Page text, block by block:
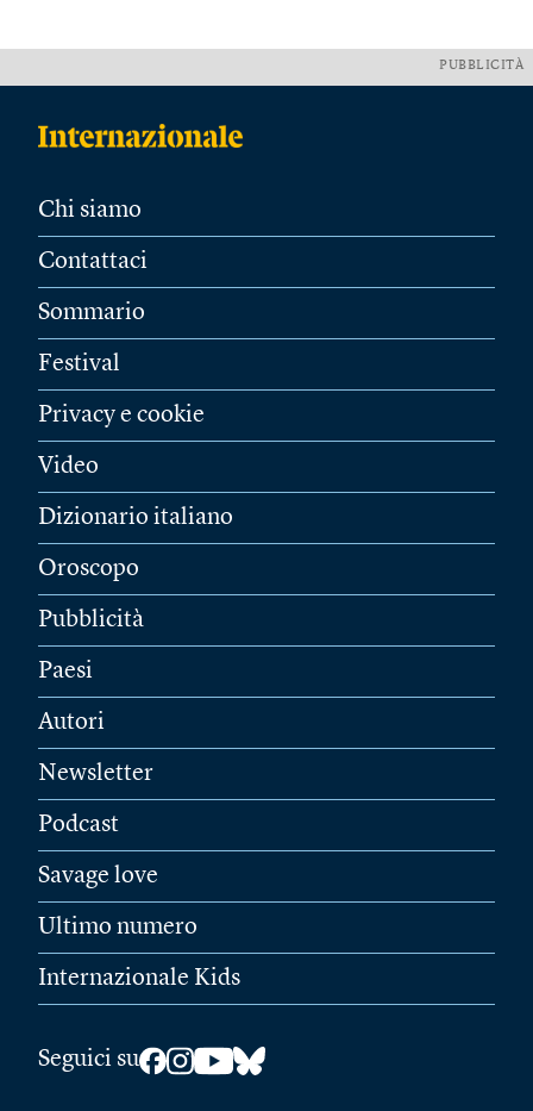
PUBBLICITÀ
Chi siamo
Contattaci
Sommario
Festival
Privacy e cookie
Video
Dizionario italiano
Oroscopo
Pubblicità
Paesi
Autori
Newsletter
Podcast
Savage love
Ultimo numero
Internazionale Kids
Seguici su